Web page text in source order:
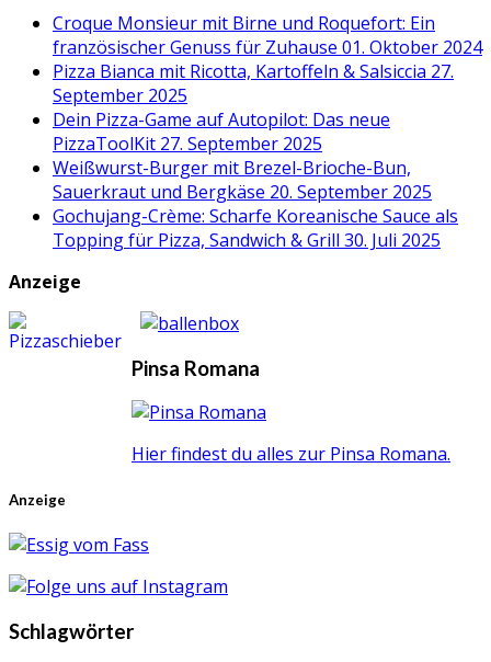
Croque Monsieur mit Birne und Roquefort: Ein
französischer Genuss für Zuhause 01. Oktober 2024
Pizza Bianca mit Ricotta, Kartoffeln & Salsiccia 27.
September 2025
Dein Pizza-Game auf Autopilot: Das neue
PizzaToolKit 27. September 2025
Weißwurst-Burger mit Brezel-Brioche-Bun,
Sauerkraut und Bergkäse 20. September 2025
Gochujang-Crème: Scharfe Koreanische Sauce als
Topping für Pizza, Sandwich & Grill 30. Juli 2025
Anzeige
Pinsa Romana
Hier findest du alles zur Pinsa Romana.
Anzeige
Schlagwörter